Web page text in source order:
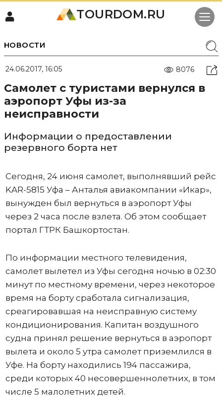
TOURDOM.RU
НОВОСТИ
24.06.2017, 16:05 8076
Самолет с туристами вернулся в
аэропорт Уфы из-за
неисправности
Информации о предоставлении
резервного борта нет
Сегодня, 24 июня самолет, выполнявший рейс
KAR-5815 Уфа – Анталья авиакомпании «Икар»,
вынужден был вернуться в аэропорт Уфы
через 2 часа после взлета. Об этом сообщает
портал ГТРК Башкортостан.
По информации местного телевидения,
самолет вылетел из Уфы сегодня ночью в 02:30
минут по местному времени, через некоторое
время на борту сработала сигнализация,
среагировавшая на неисправную систему
кондиционирования. Капитан воздушного
судна принял решение вернуться в аэропорт
вылета и около 5 утра самолет приземлился в
Уфе. На борту находились 194 пассажира,
среди которых 40 несовершеннолетних, в том
числе 5 малолетних детей.